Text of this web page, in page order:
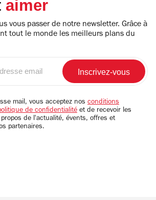
aimer
vous passer de notre newsletter. Grâce à
tout le monde les meilleurs plans du
mail, vous acceptez nos conditions
de confidentialité et de recevoir les
de l'actualité, évents, offres et
partenaires.